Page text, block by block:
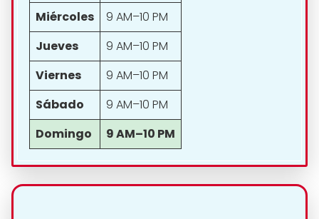
Miércoles
9 AM–10 PM
Jueves
9 AM–10 PM
Viernes
9 AM–10 PM
Sábado
9 AM–10 PM
Domingo
9 AM–10 PM